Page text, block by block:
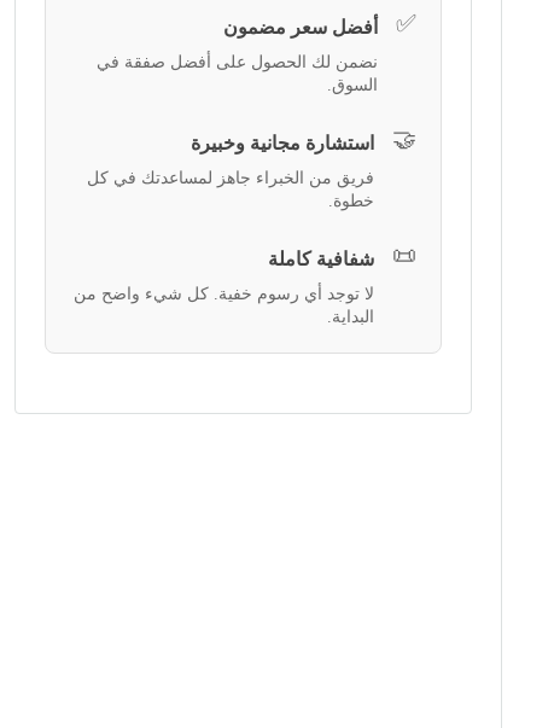
✅ أفضل سعر مضمون
نضمن لك الحصول على أفضل صفقة في
السوق.
🤝 استشارة مجانية وخبيرة
فريق من الخبراء جاهز لمساعدتك في كل
خطوة.
📜 شفافية كاملة
لا توجد أي رسوم خفية. كل شيء واضح من
البداية.